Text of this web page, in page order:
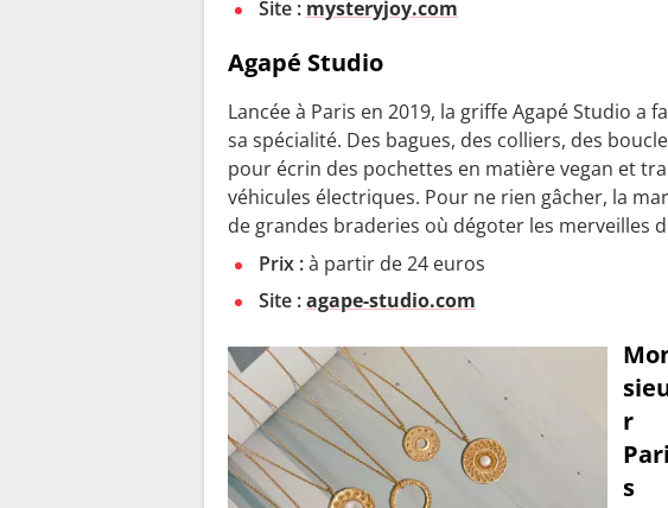
Site : mysteryjoy.com
Agapé Studio
Lancée à Paris en 2019, la griffe Agapé Studio a
sa spécialité. Des bagues, des colliers, des
pour écrin des pochettes en matière vegan et
véhicules électriques. Pour ne rien gâcher, la
de grandes braderies où dégoter les merveilles
Prix :à partir de 24 euros
Site :agape-studio.com
r
Pari
s